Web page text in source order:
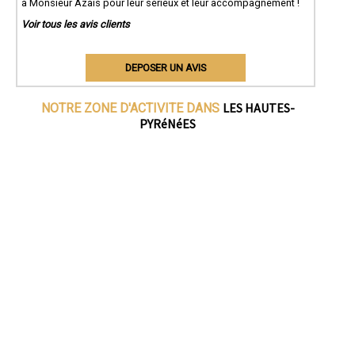
à Monsieur Azaïs pour leur sérieux et leur accompagnement !
Voir tous les avis clients
DEPOSER UN AVIS
NOTRE ZONE D'ACTIVITE DANS LES HAUTES-
PYRéNéES